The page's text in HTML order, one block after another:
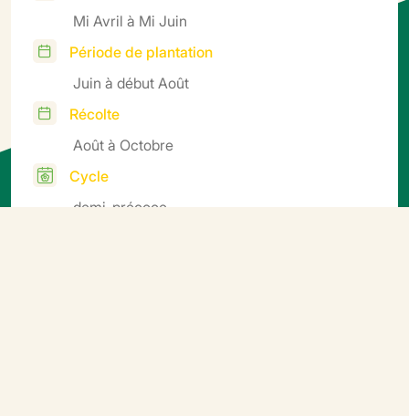
Mi Avril à Mi Juin
Période de plantation
Juin à début Août
Récolte
Août à Octobre
Cycle
demi-précoce